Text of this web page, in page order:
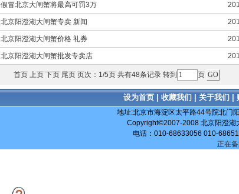
假冒北京大闸蟹将最高可罚3万
北京阳澄湖大闸蟹专卖 新闻
北京阳澄湖大闸蟹价格 礼券
北京阳澄湖大闸蟹批发专卖店
首页 上页 下页 尾页页次：1/5页 共有48条记录 转到 页
设为首页 收藏我们 关于我们
地址:北京市海淀区太平路44号院北门
Copyright©2007-2008 北京阳澄湖
电话：010-68633056 010-
正在